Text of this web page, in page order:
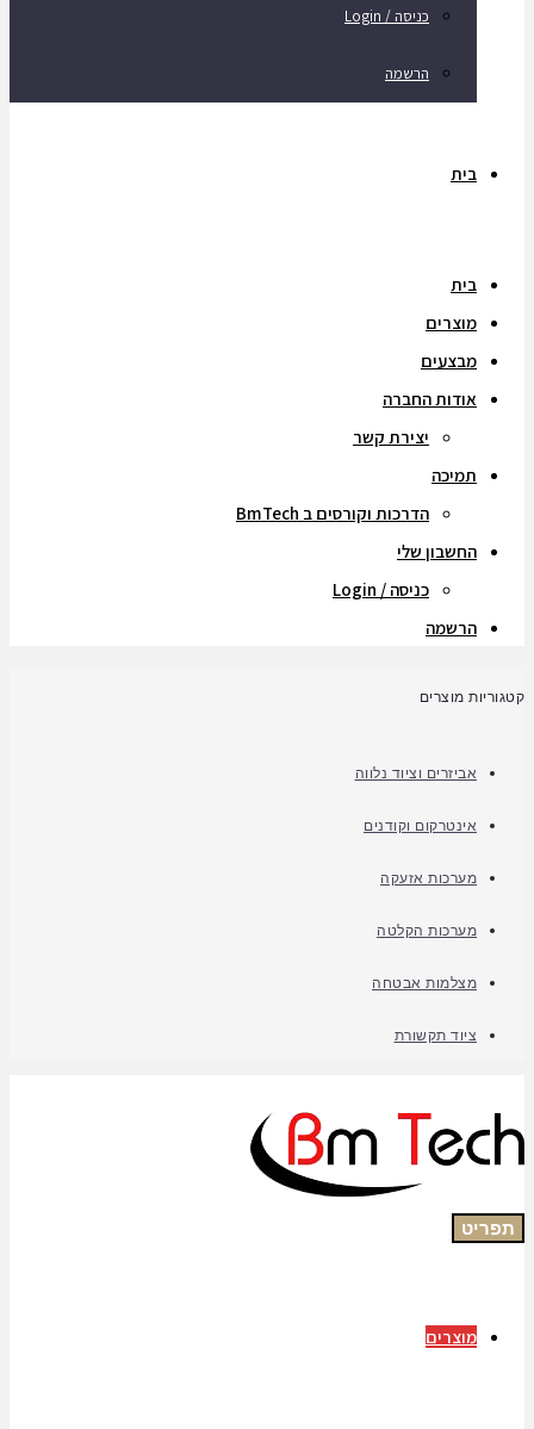
כניסה / Login
הרשמה
בית
בית
מוצרים
מבצעים
אודות החברה
יצירת קשר
תמיכה
הדרכות וקורסים ב BmTech
החשבון שלי
כניסה / Login
הרשמה
קטגוריות מוצרים
אביזרים וציוד נלווה
אינטרקום וקודנים
מערכות אזעקה
מערכות הקלטה
מצלמות אבטחה
ציוד תקשורת
תפריט
מוצרים